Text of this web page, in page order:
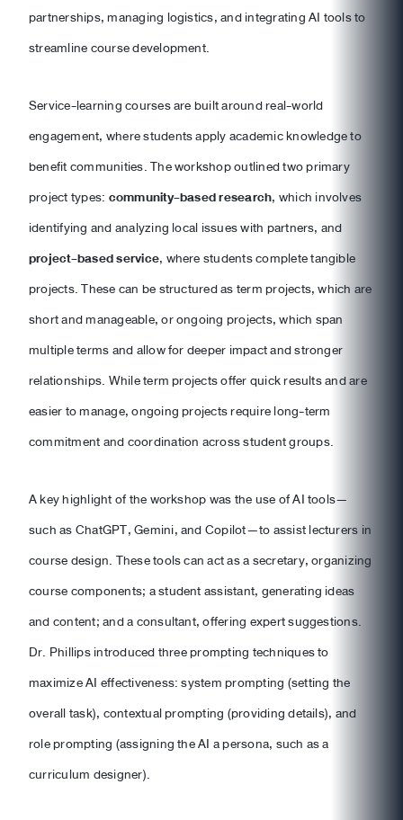
partnerships, managing logistics, and integrating AI tools to
streamline course development.
Service-learning courses are built around real-world
engagement, where students apply academic knowledge to
benefit communities. The workshop outlined two primary
project types: community-based research, which involves
identifying and analyzing local issues with partners, and
project-based service, where students complete tangible
projects. These can be structured as term projects, which are
short and manageable, or ongoing projects, which span
multiple terms and allow for deeper impact and stronger
relationships. While term projects offer quick results and are
easier to manage, ongoing projects require long-term
commitment and coordination across student groups.
A key highlight of the workshop was the use of AI tools—
such as ChatGPT, Gemini, and Copilot—to assist lecturers in
course design. These tools can act as a secretary, organizing
course components; a student assistant, generating ideas
and content; and a consultant, offering expert suggestions.
Dr. Phillips introduced three prompting techniques to
maximize AI effectiveness: system prompting (setting the
overall task), contextual prompting (providing details), and
role prompting (assigning the AI a persona, such as a
curriculum designer).